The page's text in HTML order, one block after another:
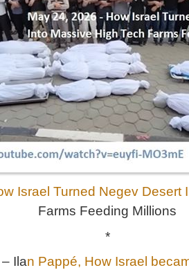
Israel Turned Negev Desert
Farms Feeding Millions
*
Ilan Pappé, How Israel